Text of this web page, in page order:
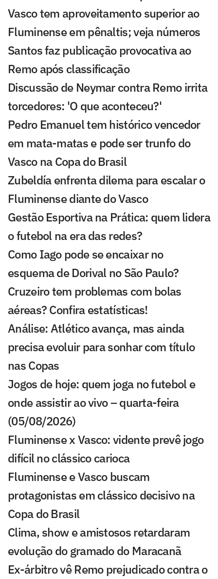
Vasco tem aproveitamento superior ao
Fluminense em pênaltis; veja números
Santos faz publicação provocativa ao
Remo após classificação
Discussão de Neymar contra Remo irrita
torcedores: 'O que aconteceu?'
Pedro Emanuel tem histórico vencedor
em mata-matas e pode ser trunfo do
Vasco na Copa do Brasil
Zubeldía enfrenta dilema para escalar o
Fluminense diante do Vasco
Gestão Esportiva na Prática: quem lidera
o futebol na era das redes?
Como Iago pode se encaixar no
esquema de Dorival no São Paulo?
Cruzeiro tem problemas com bolas
aéreas? Confira estatísticas!
Análise: Atlético avança, mas ainda
precisa evoluir para sonhar com título
nas Copas
Jogos de hoje: quem joga no futebol e
onde assistir ao vivo – quarta-feira
(05/08/2026)
Fluminense x Vasco: vidente prevê jogo
difícil no clássico carioca
Fluminense e Vasco buscam
protagonistas em clássico decisivo na
Copa do Brasil
Clima, show e amistosos retardaram
evolução do gramado do Maracanã
Ex-árbitro vê Remo prejudicado contra o